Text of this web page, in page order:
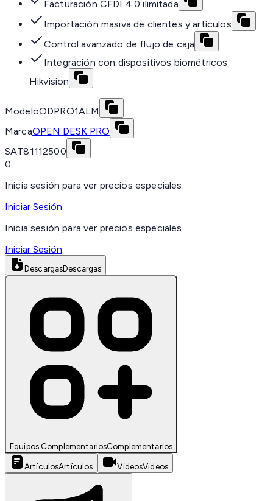
Facturación CFDI 4.0 ilimitada
Importación masiva de clientes y artículos
Control avanzado de flujo de caja
Integración con dispositivos biométricos
Hikvision
ModeloODPRO1ALM
MarcaOPEN DESK PRO
SAT81112500
0
Inicia sesión para ver precios especiales
Iniciar Sesión
Inicia sesión para ver precios especiales
Iniciar Sesión
DescargasDescargas
Equipos ComplementariosComplementarios
ArtículosArtículos VideosVideos